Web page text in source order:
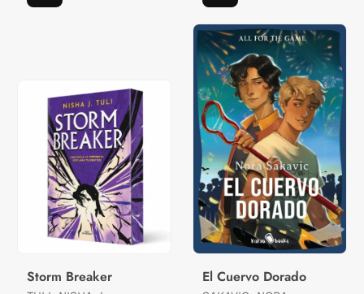
Storm Breaker El Cuervo Dorado